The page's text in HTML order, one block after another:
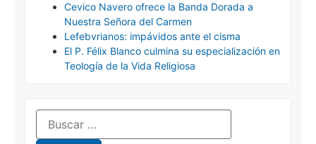
Cevico Navero ofrece la Banda Dorada a
Nuestra Señora del Carmen
Lefebvrianos: impávidos ante el cisma
El P. Félix Blanco culmina su especialización en
Teología de la Vida Religiosa